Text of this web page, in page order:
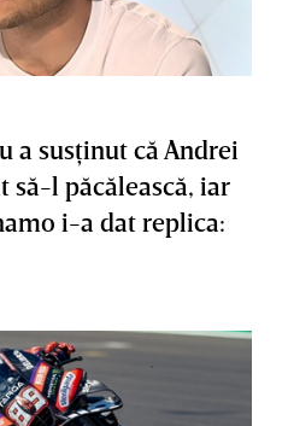
a susţinut că Andrei
să-l păcălească, iar
i-a dat replica: